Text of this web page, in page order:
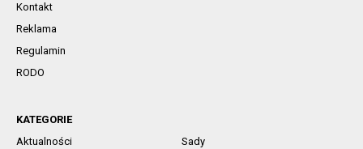
Kontakt
Reklama
Regulamin
RODO
KATEGORIE
Aktualności
Sady